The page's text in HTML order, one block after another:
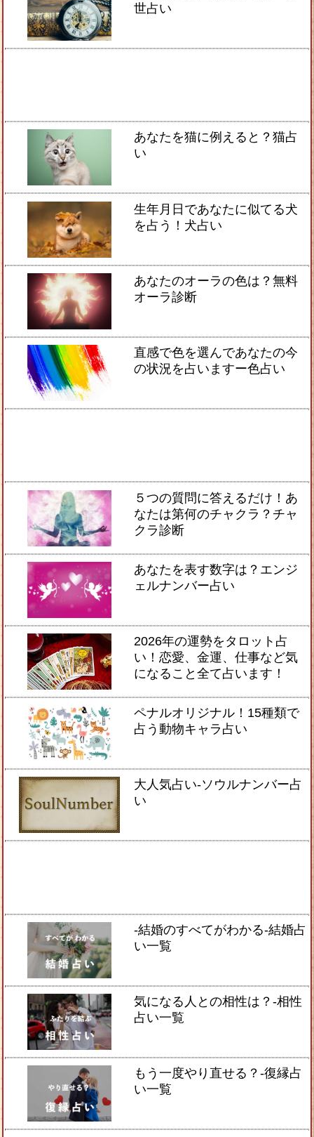
世占い
あなたを猫に例えると？猫占
い
生年月日であなたに似てる犬
を占う！犬占い
あなたのオーラの色は？無料
オーラ診断
直感で色を選んであなたの今
の状況を占いますー色占い
５つの質問に答えるだけ！あ
なたは第何のチャクラ？チャ
クラ診断
あなたを表す数字は？エンジ
ェルナンバー占い
2026年の運勢をタロット占
い！恋愛、金運、仕事など気
になること全て占います！
ペナルオリジナル！15種類で
占う動物キャラ占い
大人気占い-ソウルナンバー占
い
-結婚のすべてがわかる-結婚占
い一覧
気になる人との相性は？-相性
占い一覧
もう一度やり直せる？-復縁占
い一覧